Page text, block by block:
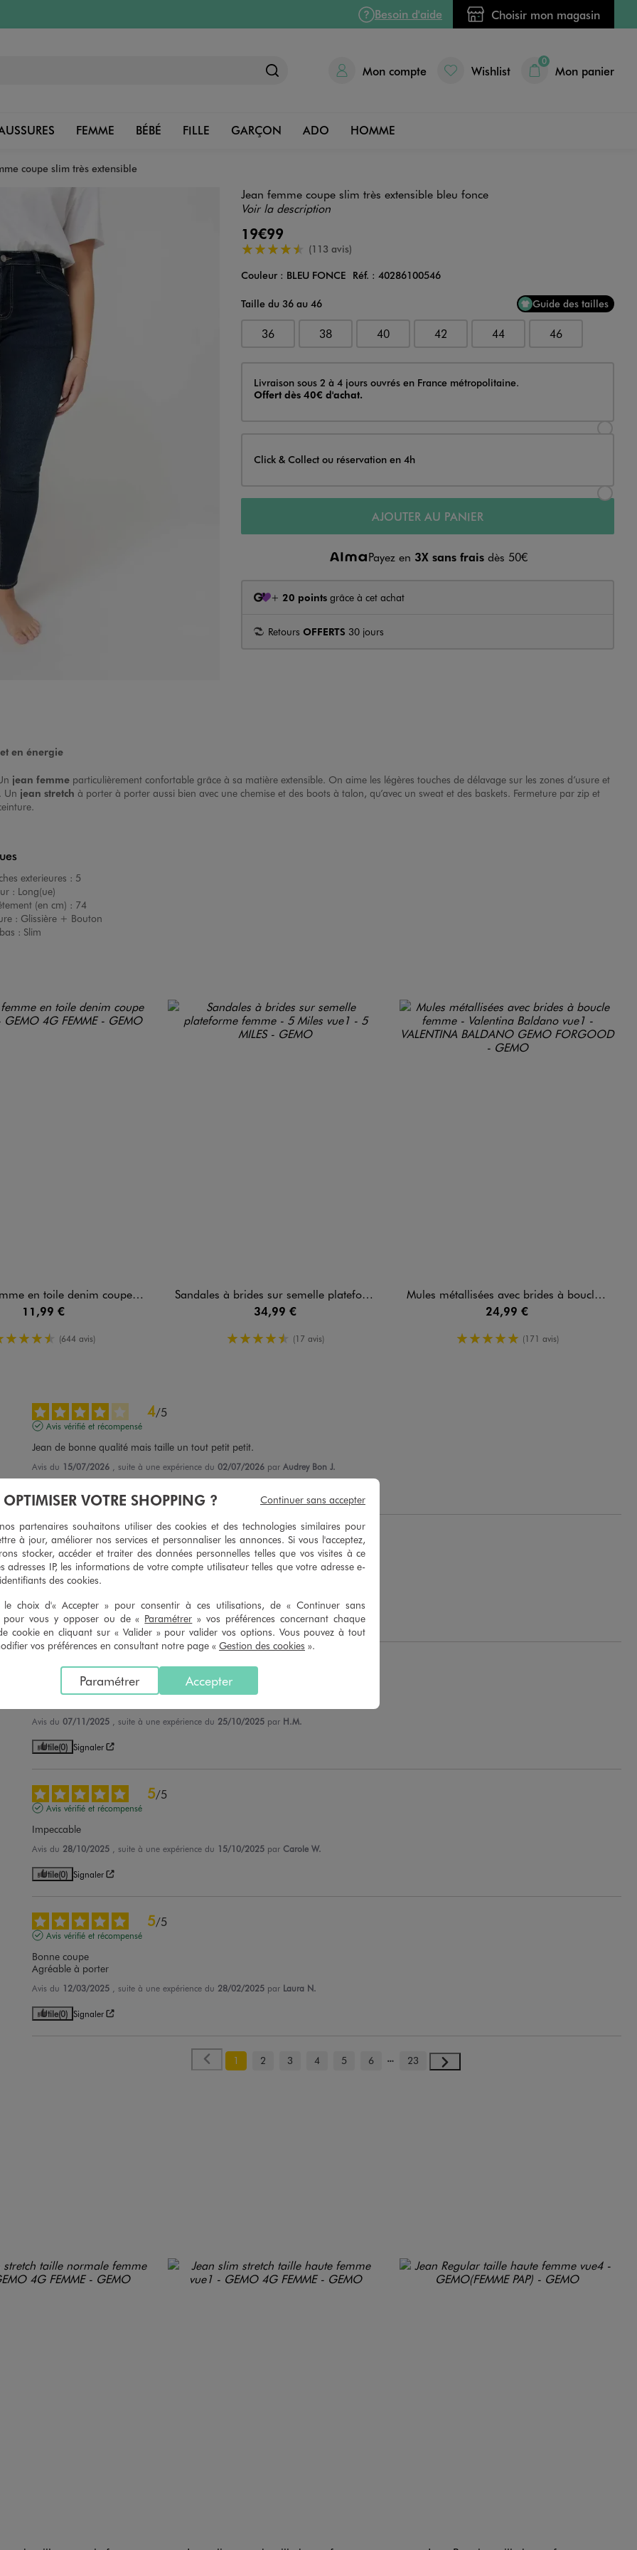
Besoin d'aide Choisir mon magasin
Mon compte Wishlist
0
Mon panier
FEMME BÉBÉ FILLE GARÇON ADO HOMME
coupe slim très extensible
Jean femme coupe slim très extensible bleu fonce
Voir la description
19€99
4.5/5 de moyenne
(113 avis)
Couleur
Couleur : BLEU FONCE Réf. : 40286100546
Taille du 36 au 46
Guide des tailles
36 38 40 42 44 46
Livraison
Livraison sous 2 à 4 jours ouvrés en France métropolitaine.
Offert dès 40€ d'achat.
Click & Collect ou réservation en 4h
AJOUTER AU PANIER
Payez en 3X sans fraisdès 50€
+ 20 pointsgrâce à cet achat
Retours OFFERTS 30 jours
en énergie
jean femme particulièrement confortable grâce à sa matière extensible. On aime les légères touches de délavage sur les zones d’usure et
Un jean stretch à porter à porter aussi bien avec une chemise et des boots à talon, qu’avec un sweat et des baskets. Fermeture par zip et
exterieures : 5
: Long(ue)
(en cm) : 74
: Glissière + Bouton
: Slim
en toile denim coupe Slim
11,99 €
4.5/5 de moyenne
(644 avis)
Sandales à brides sur semelle plateforme femme - 5 Miles
34,99 €
4.5/5 de moyenne
(17 avis)
Mules métallisées avec brides à boucle femme - Valentina Baldano
24,99 €
5/5 de moyenne
(171 avis)
4/5
Avis vérifié et récompensé
Jean de bonne qualité mais taille un tout petit petit.
Avis du 15/07/2026 , suite à une expérience du 02/07/2026 par Audrey Bon J.
5/ 5
Avis vérifié et récompensé
Jeans très sympa, coupe serrée, donne un joli rendu
Utile(0) Signaler
5/5
Avis vérifié et récompensé
Avis du 07/11/2025 , suite à une expérience du 25/10/2025 par H.M.
Utile(0) Signaler
5/5
Avis vérifié et récompensé
Impeccable
Avis du 28/10/2025 , suite à une expérience du 15/10/2025 par Carole W.
Utile(0) Signaler
5/5
Avis vérifié et récompensé
Bonne coupe
Agréable à porter
Avis du 12/03/2025 , suite à une expérience du 28/02/2025 par Laura N.
Utile(0) Signaler
1 2 3 4 5 6 23
OPTIMISER VOTRE SHOPPING ?
partenaires souhaitons utiliser des cookies et des technologies similaires pour
à jour, améliorer nos services et personnaliser les annonces. Si vous l'acceptez,
stocker, accéder et traiter des données personnelles telles que vos visites à ce
adresses IP, les informations de votre compte utilisateur telles que votre adresse e-
des cookies.
le choix d'« Accepter » pour consentir à ces utilisations, de « Continuer sans
pour vous y opposer ou de « Paramétrer » vos préférences concernant chaque
cookie en cliquant sur « Valider » pour valider vos options. Vous pouvez à tout
vos préférences en consultant notre page « Gestion des cookies ».
Accepter
Paramétrer
Continuer sans accepter